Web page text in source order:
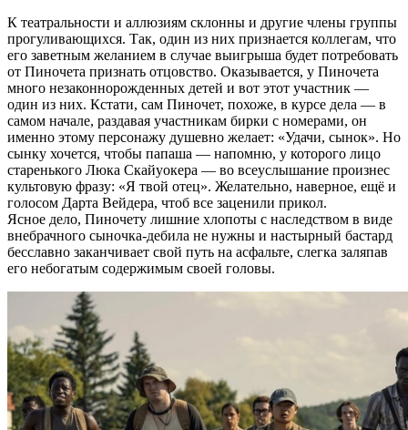
К театральности и аллюзиям склонны и другие члены группы
прогуливающихся. Так, один из них признается коллегам, что
его заветным желанием в случае выигрыша будет потребовать
от Пиночета признать отцовство. Оказывается, у Пиночета
много незаконнорожденных детей и вот этот участник —
один из них. Кстати, сам Пиночет, похоже, в курсе дела — в
самом начале, раздавая участникам бирки с номерами, он
именно этому персонажу душевно желает: «Удачи, сынок». Но
сынку хочется, чтобы папаша — напомню, у которого лицо
старенького Люка Скайуокера — во всеуслышание произнес
культовую фразу: «Я твой отец». Желательно, наверное, ещё и
голосом Дарта Вейдера, чтоб все заценили прикол.
Ясное дело, Пиночету лишние хлопоты с наследством в виде
внебрачного сыночка-дебила не нужны и настырный бастард
бесславно заканчивает свой путь на асфальте, слегка заляпав
его небогатым содержимым своей головы.